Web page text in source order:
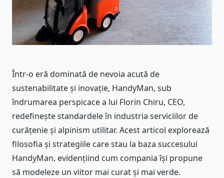
Într-o eră dominată de nevoia acută de
sustenabilitate și inovație, HandyMan, sub
îndrumarea perspicace a lui Florin Chiru, CEO,
redefinește standardele în industria serviciilor de
curățenie și alpinism utilitar. Acest articol explorează
filosofia și strategiile care stau la baza succesului
HandyMan, evidențiind cum compania își propune
să modeleze un viitor mai curat și mai verde.